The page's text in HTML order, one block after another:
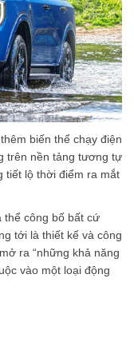
biến thể chạy điện
trên nền tảng tương tự
tiết lộ thời điểm ra mắt
thể công bố bất cứ
tới là thiết kế và công
ra “những khả năng
vào một loại động